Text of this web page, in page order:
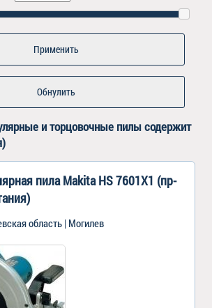
Обнулить
и торцовочные пилысодержит
пила Makita HS 7601X1 (пр-
область | Могилев